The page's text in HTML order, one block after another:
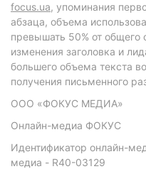
focus.ua, упоминания
абзаца, объема
превышать 50% от общего
изменения заголовка и
большего объема текста
получения письменного
ООО «ФОКУС МЕДИА»
Онлайн-медиа ФОКУС
Идентификатор онлайн-
медиа - R40-03129